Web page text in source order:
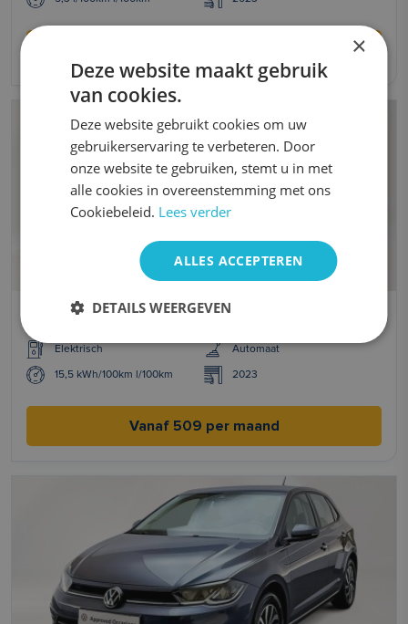
Peugeot e-208
Elektrisch Automaat
15,5 kWh/100km l/100km 2023
Vanaf 509 per maand
×
Deze website maakt gebruik
van cookies.
Deze website gebruikt cookies om uw
gebruikerservaring te verbeteren. Door
onze website te gebruiken, stemt u in met
alle cookies in overeenstemming met ons
Cookiebeleid. Lees verder
ALLES ACCEPTEREN
DETAILS WEERGEVEN